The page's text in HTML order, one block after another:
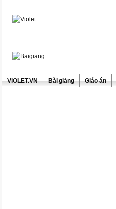
ViOLET.VN Bài giảng Giáo án